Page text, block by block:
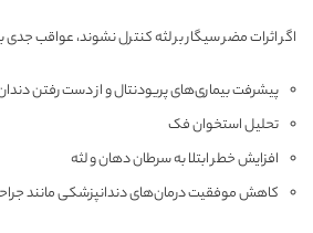
اگر اثرات مضر سیگار بر لثه کنترل نشوند، عواقب
پیشرفت بیماری‌های پریودنتال و از دست رفتن
تحلیل استخوان فک
افزایش خطر ابتلا به سرطان دهان و لثه
کاهش موفقیت درمان‌های دندانپزشکی مانند